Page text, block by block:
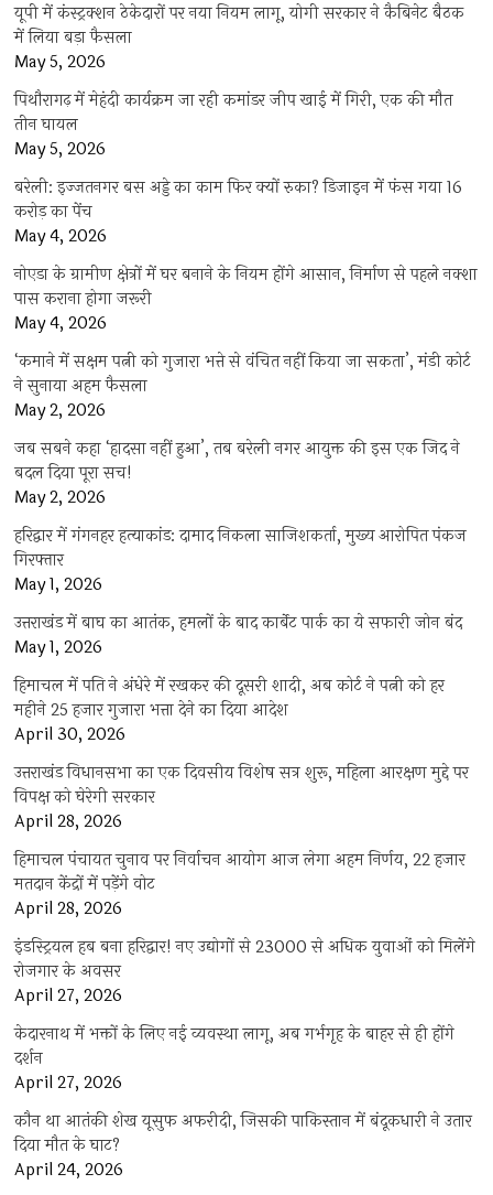
यूपी में कंस्ट्रक्शन ठेकेदारों पर नया नियम लागू, योगी सरकार ने कैबिनेट बैठक
में लिया बड़ा फैसला
May 5, 2026
पिथौरागढ़ में मेहंदी कार्यक्रम जा रही कमांडर जीप खाई में गिरी, एक की मौत
तीन घायल
May 5, 2026
बरेली: इज्जतनगर बस अड्डे का काम फिर क्यों रुका? डिजाइन में फंस गया 16
करोड़ का पेंच
May 4, 2026
नोएडा के ग्रामीण क्षेत्रों में घर बनाने के नियम होंगे आसान, निर्माण से पहले नक्शा
पास कराना होगा जरूरी
May 4, 2026
‘कमाने में सक्षम पत्नी को गुजारा भत्ते से वंचित नहीं किया जा सकता’, मंडी कोर्ट
ने सुनाया अहम फैसला
May 2, 2026
जब सबने कहा ‘हादसा नहीं हुआ’, तब बरेली नगर आयुक्त की इस एक जिद ने
बदल दिया पूरा सच!
May 2, 2026
हरिद्वार में गंगनहर हत्याकांड: दामाद निकला साजिशकर्ता, मुख्य आरोपित पंकज
गिरफ्तार
May 1, 2026
उत्तराखंड में बाघ का आतंक, हमलों के बाद कार्बेट पार्क का ये सफारी जोन बंद
May 1, 2026
हिमाचल में पति ने अंधेरे में रखकर की दूसरी शादी, अब कोर्ट ने पत्नी को हर
महीने 25 हजार गुजारा भत्ता देने का दिया आदेश
April 30, 2026
उत्तराखंड विधानसभा का एक दिवसीय विशेष सत्र शुरू, महिला आरक्षण मुद्दे पर
विपक्ष को घेरेगी सरकार
April 28, 2026
हिमाचल पंचायत चुनाव पर निर्वाचन आयोग आज लेगा अहम निर्णय, 22 हजार
मतदान केंद्रों में पड़ेंगे वोट
April 28, 2026
इंडस्ट्रियल हब बना हरिद्वार! नए उद्योगों से 23000 से अधिक युवाओं को मिलेंगे
रोजगार के अवसर
April 27, 2026
केदारनाथ में भक्तों के लिए नई व्यवस्था लागू, अब गर्भगृह के बाहर से ही होंगे
दर्शन
April 27, 2026
कौन था आतंकी शेख यूसुफ अफरीदी, जिसकी पाकिस्तान में बंदूकधारी ने उतार
दिया मौत के घाट?
April 24, 2026